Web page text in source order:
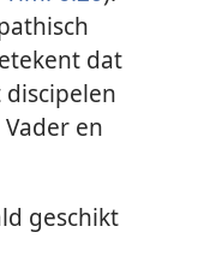
dat
en
geschikt